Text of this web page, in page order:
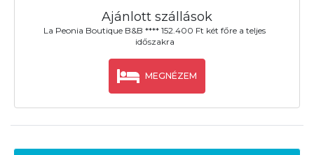
Ajánlott szállások
La Peonia Boutique B&B **** 152.400 Ft két főre a teljes
időszakra
MEGNÉZEM